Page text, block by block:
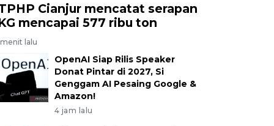
Cianjur mencatat serapan
mencapai 577 ribu ton
lalu
OpenAI Siap Rilis Speaker
Donat Pintar di 2027, Si
Genggam AI Pesaing Google &
Amazon!
4 jam lalu